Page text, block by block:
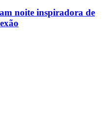
noite inspiradora de